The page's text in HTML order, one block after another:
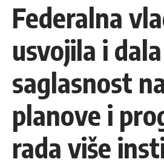
Federalna
usvojila i dala
saglasnost
planove i
rada više